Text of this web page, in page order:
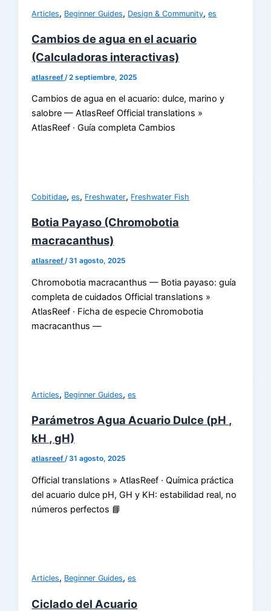
Articles, Beginner Guides, Design & Community,es
Cambios de agua en el acuario
(Calculadoras interactivas)
atlasreef /2 septiembre, 2025
Cambios de agua en el acuario: dulce, marino y
salobre — AtlasReef Official translations »
AtlasReef · Guía completa Cambios
Cobitidae,es, Freshwater, Freshwater Fish
Botia Payaso (Chromobotia
macracanthus)
atlasreef/31 agosto, 2025
Chromobotia macracanthus — Botia payaso: guía
completa de cuidados Official translations »
AtlasReef · Ficha de especie Chromobotia
macracanthus —
Articles, Beginner Guides,es
Parámetros Agua Acuario Dulce (pH ,
kH , gH)
atlasreef/31 agosto, 2025
Official translations » AtlasReef · Química práctica
del acuario dulce pH, GH y KH: estabilidad real, no
números perfectos 📘
Articles, Beginner Guides,es
Ciclado del Acuario